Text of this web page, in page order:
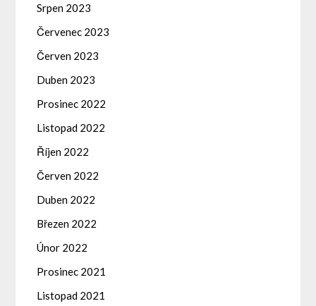
Srpen 2023
Červenec 2023
Červen 2023
Duben 2023
Prosinec 2022
Listopad 2022
Říjen 2022
Červen 2022
Duben 2022
Březen 2022
Únor 2022
Prosinec 2021
Listopad 2021